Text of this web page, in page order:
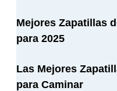
Mejores Zapatillas
para 2025
Las Mejores
para Caminar